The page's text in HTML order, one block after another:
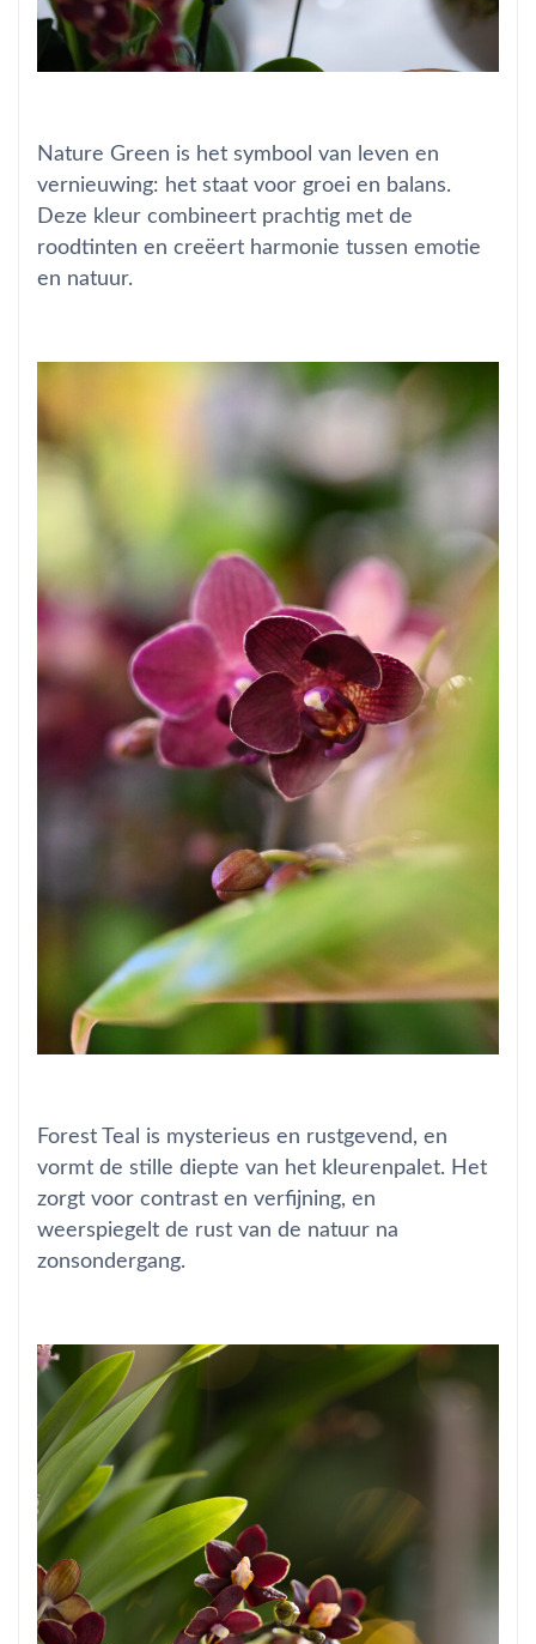
Nature Green is het symbool van leven en
vernieuwing: het staat voor groei en balans.
Deze kleur combineert prachtig met de
roodtinten en creëert harmonie tussen emotie
en natuur.
Forest Teal is mysterieus en rustgevend, en
vormt de stille diepte van het kleurenpalet. Het
zorgt voor contrast en verfijning, en
weerspiegelt de rust van de natuur na
zonsondergang.